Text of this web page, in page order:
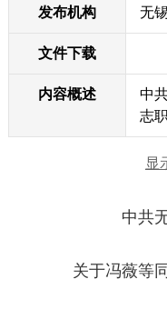
发布机构 无
文件下载
内容概述
中
志
显
中共
关于冯薇等